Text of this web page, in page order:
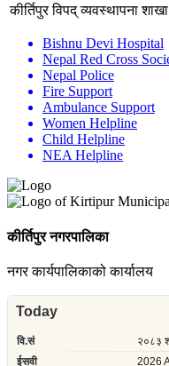
कीर्तिपुर विपद् व्यवस्थापना शाखा
Bishnu Devi Hospital
Nepal Red Cross
Nepal Police
Fire Support
Ambulance Support
Women Helpline
Child Helpline
NEA Helpline
कीर्तिपुर नगरपालिका
नगर कार्यपालिकाको कार्यालय